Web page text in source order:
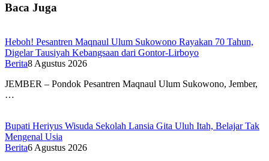
Baca Juga
Heboh! Pesantren Maqnaul Ulum Sukowono Rayakan 70 Tahun,
Digelar Tausiyah Kebangsaan dari Gontor-Lirboyo
Berita8 Agustus 2026
JEMBER – Pondok Pesantren Maqnaul Ulum Sukowono, Jember,
…
Bupati Heriyus Wisuda Sekolah Lansia Gita Uluh Itah, Belajar Tak
Mengenal Usia
Berita6 Agustus 2026